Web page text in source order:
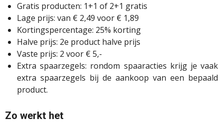
Gratis producten: 1+1 of 2+1 gratis
Lage prijs: van € 2,49 voor € 1,89
Kortingspercentage: 25% korting
Halve prijs: 2e product halve prijs
Vaste prijs: 2 voor € 5,-
Extra spaarzegels: rondom spaaracties krijg je vaak
extra spaarzegels bij de aankoop van een bepaald
product.
Zo werkt het